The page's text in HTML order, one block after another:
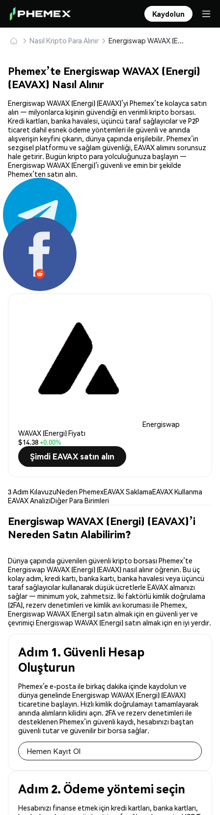
Kaydolun
Nasıl Kripto Para Alınır Energiswap WAVAX (Energi) (EAVAX) Güvenle Satın Alın ve Saklayın
Phemex’te Energiswap WAVAX (Energi)
(EAVAX) Nasıl Alınır
Energiswap WAVAX (Energi) (EAVAX)’yi Phemex’te kolayca satın
alın — milyonlarca kişinin güvendiği en verimli kripto borsası.
Kredi kartları, banka havalesi, üçüncü taraf sağlayıcılar ve P2P
ticaret dahil esnek ödeme yöntemleri ile güvenli ve anında
alışverişin keyfini çıkarın, dünya çapında erişilebilir. Phemex’in
sezgisel platformu ve sağlam güvenliği, EAVAX alımını sorunsuz
hale getirir. Bugün kripto para yolculuğunuza başlayın —
Energiswap WAVAX (Energi)’i güvenli ve emin bir şekilde
Phemex’ten satın alın.
Paylaş:
Energiswap
WAVAX (Energi) Fiyatı
$14.38+0.00%
Şimdi EAVAX satın alın
3 Adım KılavuzuNeden PhemexEAVAX SaklamaEAVAX Kullanma
EAVAX AnaliziDiğer Para Birimleri
Energiswap WAVAX (Energi) (EAVAX)’i
Nereden Satın Alabilirim?
Dünya çapında güvenilen güvenli kripto borsası Phemex’te
Energiswap WAVAX (Energi) (EAVAX) nasıl alınır öğrenin. Bu üç
kolay adım, kredi kartı, banka kartı, banka havalesi veya üçüncü
taraf sağlayıcılar kullanarak düşük ücretlerle EAVAX almanızı
sağlar — minimum yok, zahmetsiz. İki faktörlü kimlik doğrulama
(2FA), rezerv denetimleri ve kimlik avı koruması ile Phemex,
Energiswap WAVAX (Energi) satın almak için en güvenli yer ve
çevrimiçi Energiswap WAVAX (Energi) satın almak için en iyi yerdir.
Adım 1. Güvenli Hesap
Oluşturun
Phemex’e e-posta ile birkaç dakika içinde kaydolun ve
dünya genelinde Energiswap WAVAX (Energi) (EAVAX)
ticaretine başlayın. Hızlı kimlik doğrulamayı tamamlayarak
anında alımların kilidini açın. 2FA ve rezerv denetimleri ile
desteklenen Phemex’in güvenli kaydı, hesabınızı baştan
güvenli tutar ve güvenilir bir borsa sağlar.
Hemen Kayıt Ol
Adım 2. Ödeme yöntemi seçin
Hesabınızı finanse etmek için kredi kartları, banka kartları,